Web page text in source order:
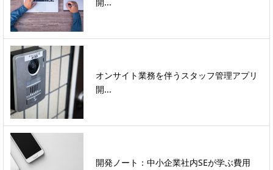
オンサイト業務を伴うスタッフ管理アプリ
開...
開発ノート：中小企業社内SEが学ぶ費用